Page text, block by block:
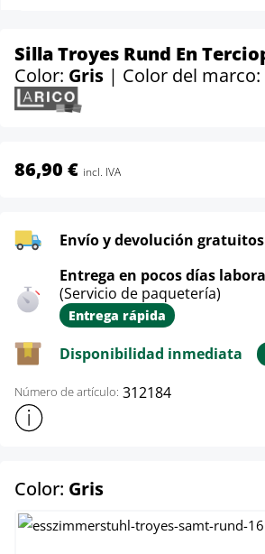
Silla Troyes Rund En
Color: Gris | Color del marco:
86,90 € incl. IVA
Envío y devolución gratuitos
Entrega en pocos días
(Servicio de paquetería)
Entrega rápida
Disponibilidad inmediata
Número de artículo: 312184
Mostrar más información sobre el
Color: Grisselect